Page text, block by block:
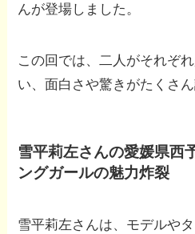
んが登場しました。
この回では、二人がそれぞ
い、面白さや驚きがたくさ
雪平莉左さんの愛媛県西
ングガールの魅力炸裂
雪平莉左さんは、モデルや